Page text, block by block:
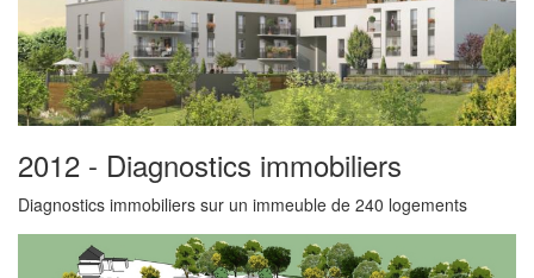
2012 - Diagnostics immobiliers
Diagnostics immobiliers sur un immeuble de 240 logements